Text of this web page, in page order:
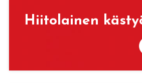
Hii­to­lai­nen